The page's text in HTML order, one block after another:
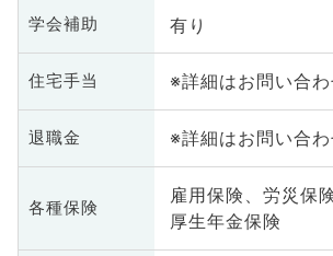
学会補助 有り
住宅手当 ※詳細はお問い合
退職金 ※詳細はお問い合
各種保険
雇用保険、労災保
厚生年金保険